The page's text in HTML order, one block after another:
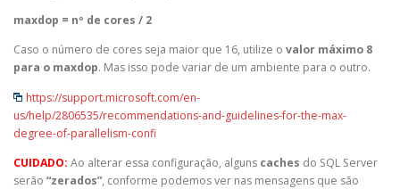
maxdop = nº de cores / 2
Caso o número de cores seja maior que 16, utilize o valor máximo 8
para o maxdop. Mas isso pode variar de um ambiente para o outro.
https://support.microsoft.com/en-
us/help/2806535/recommendations-and-guidelines-for-the-max-
degree-of-parallelism-confi
CUIDADO: Ao alterar essa configuração, alguns caches do SQL Server
serão “zerados”, conforme podemos ver nas mensagens que são